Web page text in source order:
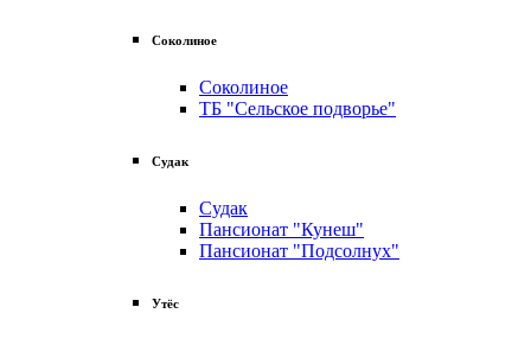
Соколиное
Соколиное
ТБ "Сельское подворье"
Судак
Судак
Пансионат "Кунеш"
Пансионат "Подсолнух"
Утёс